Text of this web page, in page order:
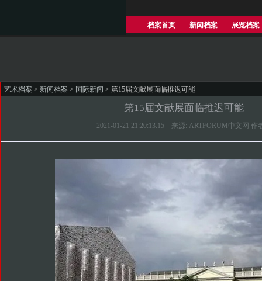
档案首页 新闻档案 展览档案
艺术档案 > 新闻档案 > 国际新闻 > 第15届文献展面临推迟可能
第15届文献展面临推迟可能
2021-01-21 21:20:13.15 来源: ARTFORUM中文网 作